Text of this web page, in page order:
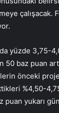
çalışacak.
yüzde 3,75-
50 baz puan
önceki
%4,50-
puan yukarı